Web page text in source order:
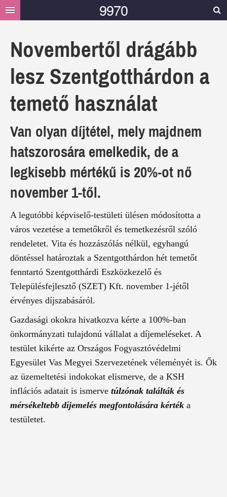
9970
HÍREK
MÁSOK MONDTÁK
VIDEÓ
TÁMOGATÁS
Novembertől drágább
lesz Szentgotthárdon a
temető használat
Van olyan díjtétel, mely majdnem
hatszorosára emelkedik, de a
legkisebb mértékű is 20%-ot nő
november 1-től.
A legutóbbi képviselő-testületi ülésen módosította a
város vezetése a temetőkről és temetkezésről szóló
rendeletet. Vita és hozzászólás nélkül, egyhangú
döntéssel határoztak a Szentgotthárdon hét temetőt
fenntartó Szentgotthárdi Eszközkezelő és
Településfejlesztő (SZET) Kft. november 1-jétől
érvényes díjszabásáról.
Gazdasági okokra hivatkozva kérte a 100%-ban
önkormányzati tulajdonú vállalat a díjemeléseket. A
testület kikérte az Országos Fogyasztóvédelmi
Egyesület Vas Megyei Szervezetének véleményét is. Ők
az üzemeltetési indokokat elismerve, de a KSH
inflációs adatait is ismerve túlzónak találták és
mérsékeltebb díjemelés megfontolására kérték a
testületet.